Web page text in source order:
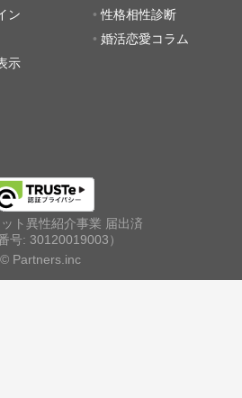
ン
示
性格相性診断
婚活恋愛コラム
ト異性紹介事業 届出済
号: 30120019003）
© Partners.inc